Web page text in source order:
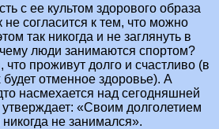
с ее культом здорового образа
не согласится к тем, что можно
так никогда и не заглянуть в
люди занимаются спортом?
проживут долго и счастливо (в
отменное здоровье). А
насмехается над сегодняшней
«Своим долголетием
не занимался».